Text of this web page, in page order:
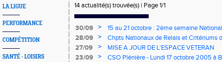
LA LIGUE
PERFORMANCE
COMPÉTITION
SANTÉ - LOISIRS
14 actualité(s) trouvée(s) | Page 1/1
30/09 >
15 au 21 octobre : 2ème semaine
28/09
>
Chpts Nationaux de Relais et Critériums
qualifiés
27/09 >
MISE A JOUR DE L'ESPACE VETERAN
23/09
>
CSO Plénière - Lundi 17 octobre 2005 à